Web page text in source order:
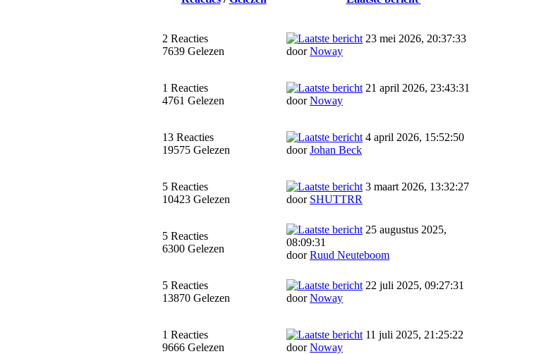
2 Reacties
7639 Gelezen
23 mei 2026, 20:37:33
doorNoway
1 Reacties
4761 Gelezen
21 april 2026, 23:43:31
doorNoway
13 Reacties
19575 Gelezen
4 april 2026, 15:52:50
doorJohan Beck
5 Reacties
10423 Gelezen
3 maart 2026, 13:32:27
door SHUTTRR
5 Reacties
6300 Gelezen
25 augustus 2025,
08:09:31
doorRuud Neuteboom
5 Reacties
13870 Gelezen
22 juli 2025, 09:27:31
doorNoway
1 Reacties
9666 Gelezen
11 juli 2025, 21:25:22
doorNoway